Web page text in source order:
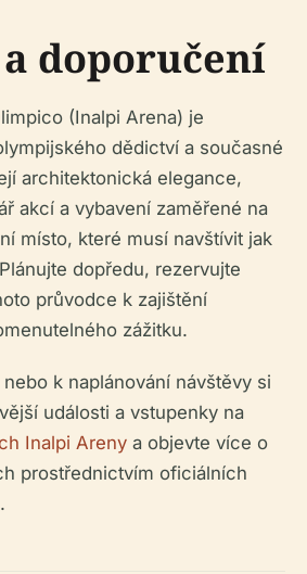
doporučení
(Inalpi Arena) je
dědictví a současné
architektonická elegance,
akcí a vybavení zaměřené na
místo, které musí navštívit jak
dopředu, rezervujte
průvodce k zajištění
zážitku.
k naplánování návštěvy si
události a vstupenky na
Inalpi Areny a objevte více o
prostřednictvím oficiálních